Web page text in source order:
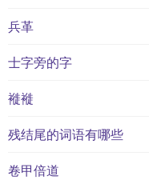
兵革
士字旁的字
褷褷
残结尾的词语有哪些
卷甲倍道